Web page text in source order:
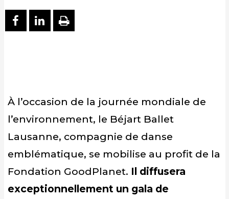
PARTAGER SUR FACEBOOK
PARTAGER SUR LINKEDIN
IMPRIMER
À l’occasion de la journée mondiale de
l’environnement, le Béjart Ballet
Lausanne, compagnie de danse
emblématique, se mobilise au profit de la
Fondation GoodPlanet. Il diffusera
exceptionnellement un gala de